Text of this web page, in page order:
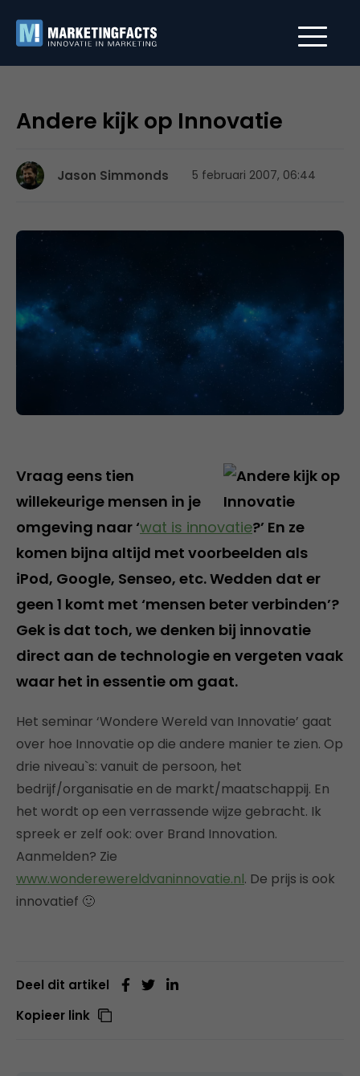
Andere kijk op Innovatie
Jason Simmonds 5 februari 2007, 06:44
Vraag eens tien
willekeurige mensen in je
omgeving naar ‘wat is innovatie?’ En ze
komen bijna altijd met voorbeelden als
iPod, Google, Senseo, etc. Wedden dat er
geen 1 komt met ‘mensen beter verbinden’?
Gek is dat toch, we denken bij innovatie
direct aan de technologie en vergeten vaak
waar het in essentie om gaat.
Het seminar ‘Wondere Wereld van Innovatie’ gaat
over hoe Innovatie op die andere manier te zien. Op
drie niveau`s: vanuit de persoon, het
bedrijf/organisatie en de markt/maatschappij. En
het wordt op een verrassende wijze gebracht. Ik
spreek er zelf ook: over Brand Innovation.
Aanmelden? Zie
www.wonderewereldvaninnovatie.nl. De prijs is ook
innovatief 🙂
Deel dit artikel
Kopieer link